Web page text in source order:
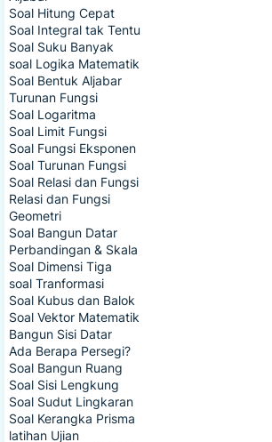
Soal Hitung Cepat
Soal Integral tak Tentu
Soal Suku Banyak
soal Logika Matematik
Soal Bentuk Aljabar
Turunan Fungsi
Soal Logaritma
Soal Limit Fungsi
Soal Fungsi Eksponen
Soal Turunan Fungsi
Soal Relasi dan Fungsi
Relasi dan Fungsi
Geometri
Soal Bangun Datar
Perbandingan & Skala
Soal Dimensi Tiga
soal Tranformasi
Soal Kubus dan Balok
Soal Vektor Matematik
Bangun Sisi Datar
Ada Berapa Persegi?
Soal Bangun Ruang
Soal Sisi Lengkung
Soal Sudut Lingkaran
Soal Kerangka Prisma
latihan Ujian